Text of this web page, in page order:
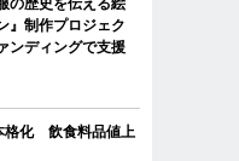
』制作プロジェク
ンディングで支援
格化 飲食料品値上